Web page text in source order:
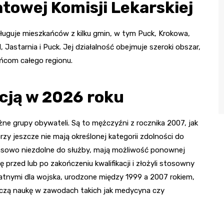
Komisji Lekarskiej
mieszkańców z kilku gmin, w tym Puck, Krokowa,
i Puck. Jej działalność obejmuje szeroki obszar,
całego regionu.
w 2026 roku
grupy obywateli. Są to mężczyźni z rocznika 2007, jak
jeszcze nie mają określonej kategorii zdolności do
niezdolne do służby, mają możliwość ponownej
lub po zakończeniu kwalifikacji i złożyli stosowny
dla wojska, urodzone między 1999 a 2007 rokiem,
naukę w zawodach takich jak medycyna czy